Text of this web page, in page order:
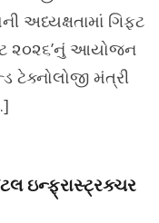
અધ્યક્ષતામાં ગિફ્ટ
૨૦૨૬’નું આયોજન
મંત્રી
ઇન્ફ્રાસ્ટ્રક્ચર